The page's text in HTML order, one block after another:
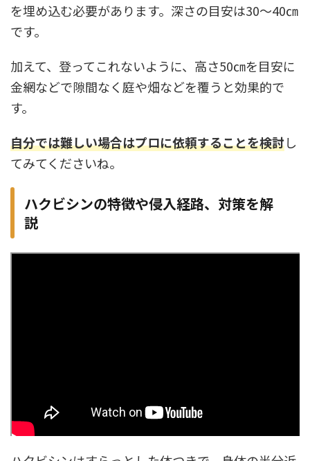
を埋め込む必要があります。深さの目安は30～40㎝
です。
加えて、登ってこれないように、高さ50㎝を目安に
金網などで隙間なく庭や畑などを覆うと効果的で
す。
自分では難しい場合はプロに依頼することを検討し
てみてくださいね。
ハクビシンの特徴や侵入経路、対策を解
説